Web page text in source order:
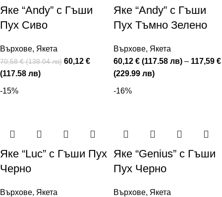
Яке “Andy” с Гъши
Пух Сиво
Върхове, Якета
70,58 € (138.04 лв) 60,12 €
(117.58 лв)
Яке “Andy” с Гъши
Пух Тъмно Зелено
Върхове, Якета
60,12 € (117.58 лв) – 117,59 €
(229.99 лв)
-15%
Яке “Luc” с Гъши Пух
Черно
Върхове, Якета
-16%
Яке “Genius” с Гъши
Пух Черно
Върхове, Якета